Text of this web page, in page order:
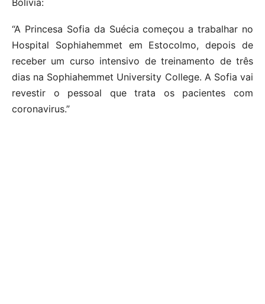
“A Princesa Sofia da Suécia começou a trabalhar no
Hospital Sophiahemmet em Estocolmo, depois de
receber um curso intensivo de treinamento de três
dias na Sophiahemmet University College. A Sofia vai
revestir o pessoal que trata os pacientes com
coronavirus.”